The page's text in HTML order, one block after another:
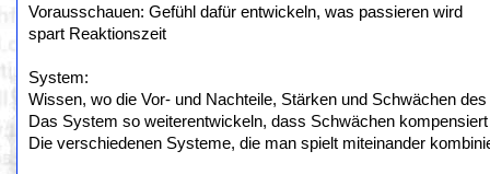
Vorausschauen: Gefühl dafür entwickeln, was passieren wird
spart Reaktionszeit
System:
Wissen, wo die Vor- und Nachteile, Stärken und Schwächen
Das System so weiterentwickeln, dass Schwächen
Die verschiedenen Systeme, die man spielt miteinander